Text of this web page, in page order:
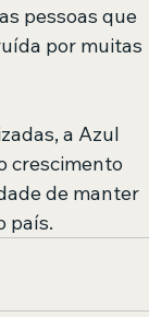
pessoas que
por muitas
a Azul
crescimento
de manter
país.